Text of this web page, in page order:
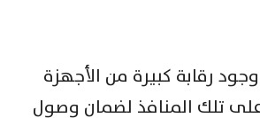
رقابة كبيرة من الأجهزة
على تلك المنافذ ‏لضمان وصول